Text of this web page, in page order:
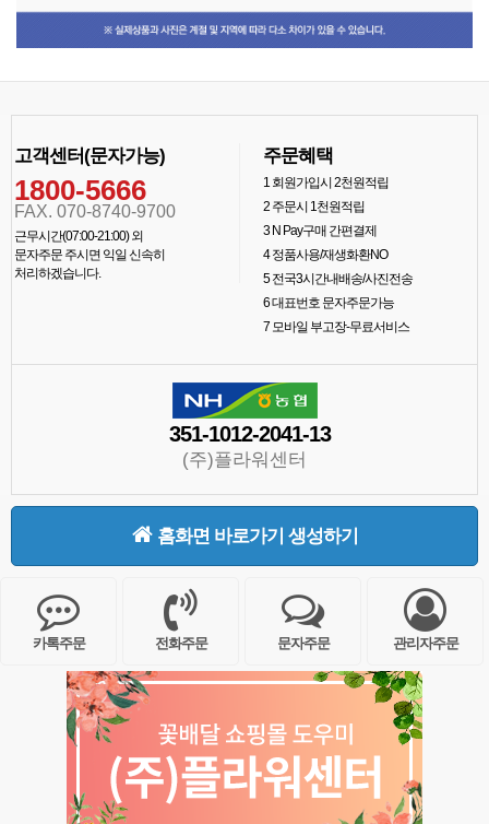
고객센터(문자가능)
1800-5666
FAX. 070-8740-9700
근무시간(07:00-21:00) 외
문자주문 주시면 익일 신속히
처리하겠습니다.
주문혜택
1회원가입시 2천원적립
2주문시 1천원적립
3N Pay구매 간편결제
4정품사용/재생화환NO
5전국3시간내배송/사진전송
6대표번호 문자주문가능
7모바일 부고장-무료서비스
351-1012-2041-13
(주)플라워센터
홈화면 바로가기 생성하기
카톡주문 전화주문 문자주문 관리자주문